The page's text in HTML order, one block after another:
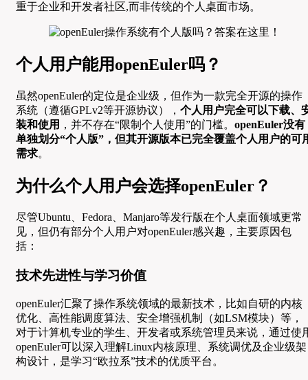
重于企业和开发者社区,而非传统的个人桌面市场。
个人用户能用openEuler吗？
虽然openEuler的定位是企业级，但作为一款完全开源的操作
系统（遵循GPLv2等开源协议）， 个人用户完全可以下载、
装和使用 ，并不存在“限制个人使用”的门槛。 openEuler没有
单独划分“个人版”，但其开源版本已完全覆盖个人用户的可
需求。
为什么个人用户会选择openEuler？
尽管Ubuntu、Fedora、Manjaro等发行版在个人桌面领域更常
见，但仍有部分个人用户对openEuler感兴趣，主要原因包
括：
技术先进性与学习价值
openEuler汇聚了操作系统领域的最新技术，比如自研的内核
优化、高性能调度算法、安全增强机制（如LSM模块）等，
对于计算机专业的学生、开发者或系统管理员来说，通过使
openEuler可以深入理解Linux内核原理、系统调优及企业级架
构设计，是学习“欧拉系”技术的优质平台。